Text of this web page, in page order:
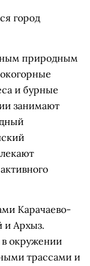
город
природным
и бурные
занимают
Карачаево-
и Архыз.
окружении
трассами и